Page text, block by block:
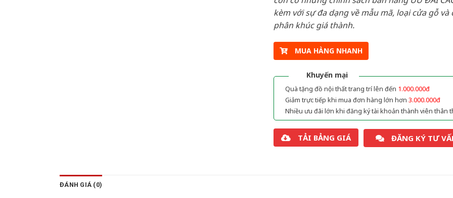
kèm với sự đa dạng về mẫu mã, loại cửa gỗ và
phân khúc giá thành.
MUA HÀNG NHANH
Khuyến mại
Quà tặng đồ nội thất trang trí lên đến 1.000.000đ
Giảm trực tiếp khi mua đơn hàng lớn hơn 3.000.000đ
Nhiều ưu đãi lớn khi đăng ký tài khoản thành viên thân
TẢI BẢNG GIÁ ĐĂNG KÝ TƯ
ĐÁNH GIÁ (0)